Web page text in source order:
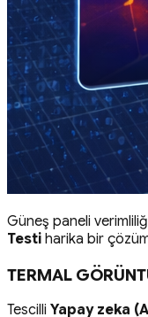
Güneş paneli
Testi harika bir
TERMAL
Tescilli Yapay zeka